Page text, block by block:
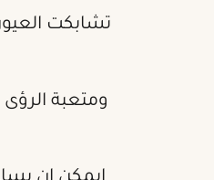
تشابكت
ومتعبة